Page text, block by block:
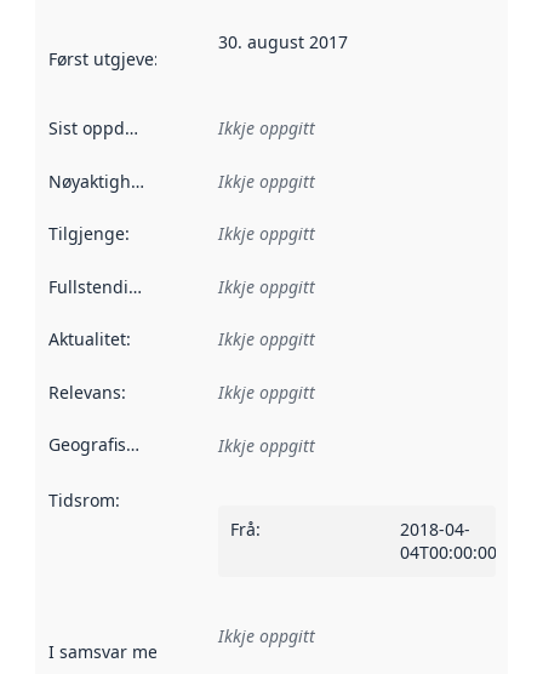
Først utgjeve: Denne datoen seier når dataa i dette
30. august 2017
Sist oppdatert Ikkje oppgitt
Nøyaktigheit Ikkje oppgitt
Tilgjenge: Ikkje oppgitt
Fullstendigheit Ikkje oppgitt
Aktualitet: Ikkje oppgitt
Relevans: Ikkje oppgitt
Geografisk område Ikkje oppgitt
Tidsrom:
Frå:
2018-04-
04T00:00:00Z
I samsvar med Referanse til ei implementeringsregel eller
Ikkje oppgitt